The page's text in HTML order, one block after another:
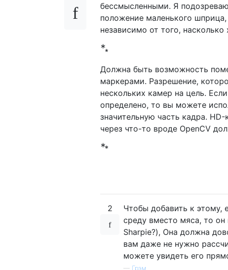
бессмысленными. Я
положение маленького
независимо от того,
∗∗
Должна быть возможность
маркерами. Разрешение,
нескольких камер на цель.
определено, то вы можете
значительную часть кадра.
через что-то вроде OpenCV
∗*
2
Чтобы добавить к этому,
среду вместо мяса, то
Sharpie?), Она должна
вам даже не нужно
можете увидеть его
— Грэм